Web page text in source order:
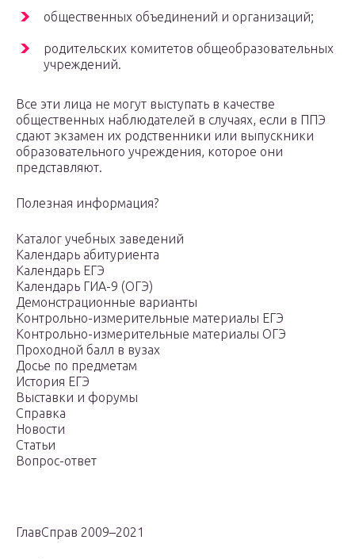
общественных объединений и организаций;
родительских комитетов общеобразовательных
учреждений.
Все эти лица не могут выступать в качестве
общественных наблюдателей в случаях, если в ППЭ
сдают экзамен их родственники или выпускники
образовательного учреждения, которое они
представляют.
Полезная информация?
Каталог учебных заведений
Календарь абитуриента
Календарь ЕГЭ
Календарь ГИА-9 (ОГЭ)
Демонстрационные варианты
Контрольно-измерительные материалы ЕГЭ
Контрольно-измерительные материалы ОГЭ
Проходной балл в вузах
Досье по предметам
История ЕГЭ
Выставки и форумы
Справка
Новости
Статьи
Вопрос-ответ
ГлавСправ 2009–2021